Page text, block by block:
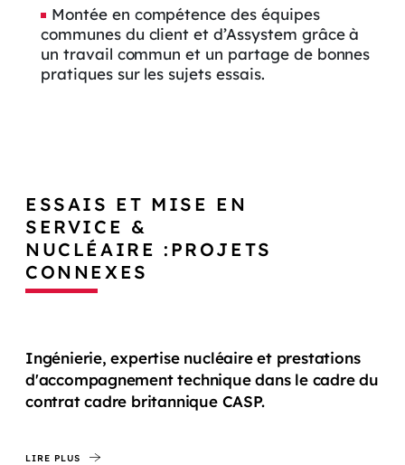
Montée en compétence des équipes
communes du client et d’Assystem grâce à
un travail commun et un partage de bonnes
pratiques sur les sujets essais.
ESSAIS ET MISE EN
SERVICE &
NUCLÉAIRE :PROJETS
CONNEXES
Ingénierie, expertise nucléaire et prestations
d'accompagnement technique dans le cadre du
contrat cadre britannique CASP.
LIRE PLUS